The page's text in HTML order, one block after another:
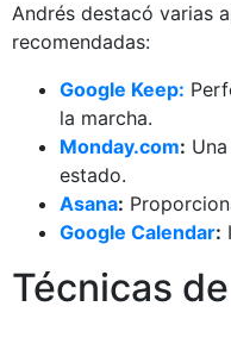
Andrés destacó varias
recomendadas:
Google Keep:
la marcha.
Monday.com:
estado.
Asana:
Google Calendar:
Técnicas